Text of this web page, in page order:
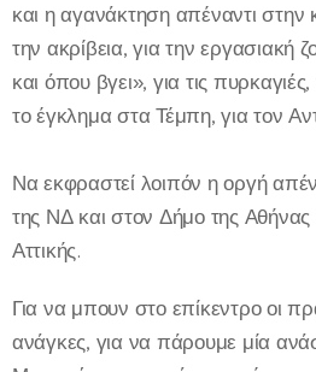
και η αγανάκτηση απέναντι
την ακρίβεια, για την εργασιακή
και όπου βγει», για τις
το έγκλημα στα Τέμπη, για τον
Να εκφραστεί λοιπόν η οργή
της ΝΔ και στον Δήμο της Αθήνας
Αττικής.
Για να μπουν στο επίκεντρο οι
ανάγκες, για να πάρουμε μία